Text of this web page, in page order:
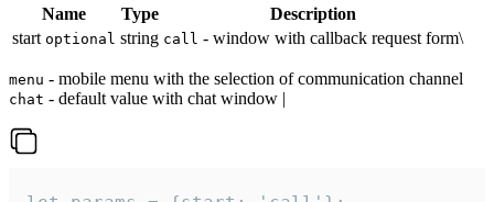
Name Type
Description
start optional string call - window with callback request form\
menu - mobile menu with the selection of communication channel
chat - default value with chat window |